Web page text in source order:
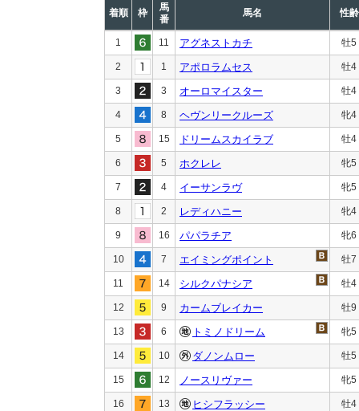
着順 枠
馬
番
馬名 性齢
1 11 アグネストカチ 牡5
2 1 アポロラムセス 牡4
3 3 オーロマイスター 牡4
4 8 ヘヴンリークルーズ 牝4
5 15 ドリームスカイラブ 牡4
6 5 ホクレレ 牝5
7 4 イーサンラヴ 牝5
8 2 レディハニー 牝4
9 16 パパラチア 牝6
10 7 エイミングポイント 牡7
11 14 シルクパナシア 牡4
12 9 カームブレイカー 牡9
13 6 トミノドリーム 牝5
14 10 ダノンムロー 牡5
15 12 ノースリヴァー 牝5
16 13 ヒシフラッシー 牡4